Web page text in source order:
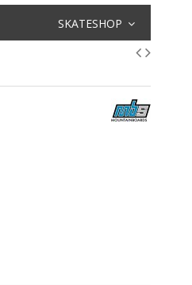
SKATESHOP